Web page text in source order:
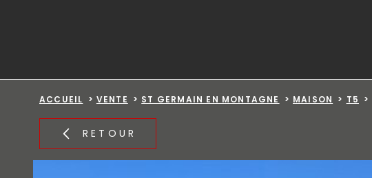
ACCUEIL VENTE ST GERMAIN EN MONTAGNE MAISON T5
RETOUR